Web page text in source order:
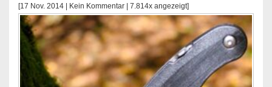
[17 Nov. 2014 | Kein Kommentar | 7.814x angezeigt]